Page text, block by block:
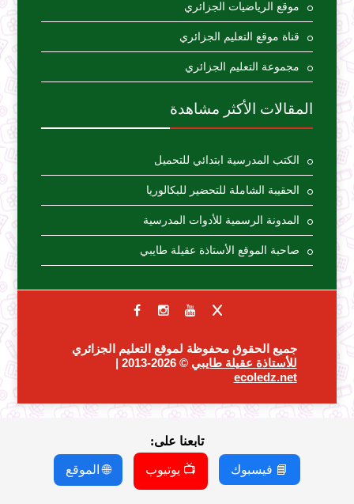
موقع الرياضيات الجزائري
قناة موقع التعليم الجزائري
مجموعة التعليم الجزائري
المقالات الأكثر مشاهدة
الكتب المدرسية ابتدائي للتحميل
الحقيبة الشاملة للتحضير للبكالوريا
المدونة الرسمية للأدوات المدرسية
صاحبة الموقع الأستاذة عقيلة طايبي
جميع الحقوق محفوظة لموقع التعليم الجزائري
للأستاذة عقيلة طايبي © 2026-2013 |
ecoledz.net
تابعنا على:
📘 فيسبوك 📺 يوتيوب 🌐 الموقع